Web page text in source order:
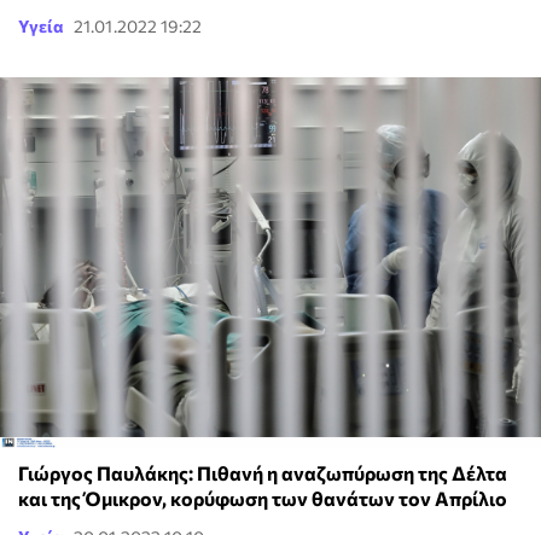
Υγεία 21.01.2022 19:22
Γιώργος Παυλάκης: Πιθανή η αναζωπύρωση της Δέλτα
και της Όμικρον, κορύφωση των θανάτων τον Απρίλιο